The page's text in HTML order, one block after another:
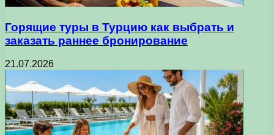
Горящие туры в Турцию как выбрать и
заказать раннее бронирование
21.07.2026